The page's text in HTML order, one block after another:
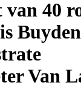
van 40
Van